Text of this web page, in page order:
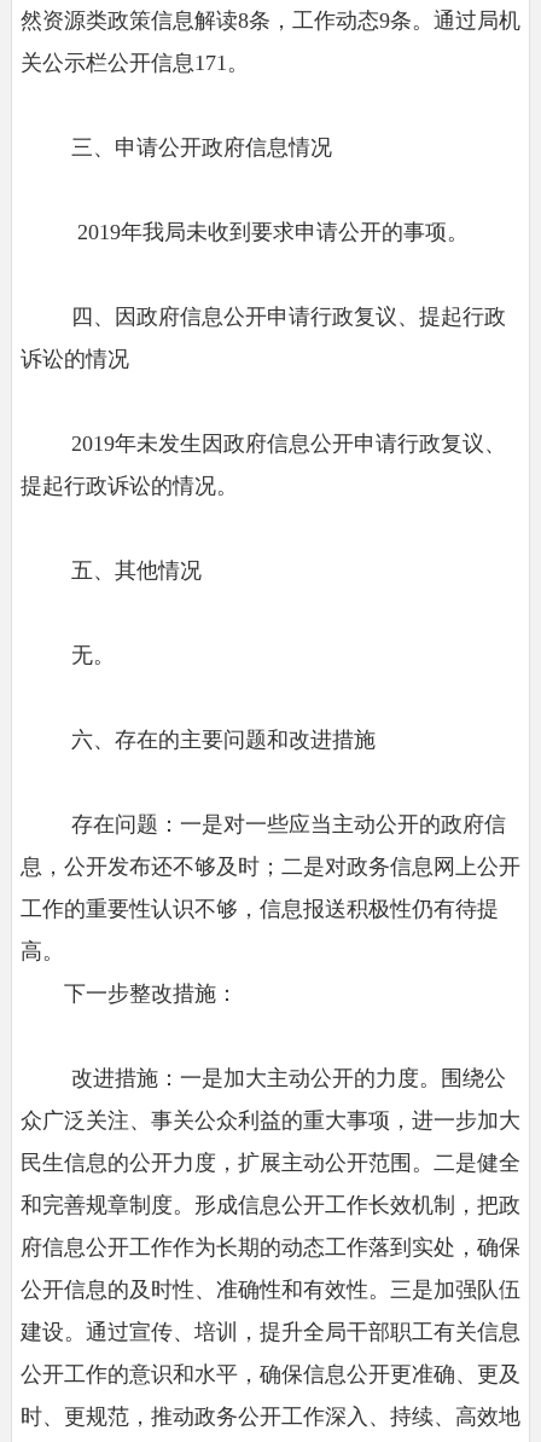
然资源类政策信息解读8条，工作动态9条。通过局机
关公示栏公开信息171。
三、申请公开政府信息情况
2019年我局未收到要求申请公开的事项。
四、因政府信息公开申请行政复议、提起行政
诉讼的情况
2019年未发生因政府信息公开申请行政复议、
提起行政诉讼的情况。
五、其他情况
无。
六、存在的主要问题和改进措施
存在问题：一是对一些应当主动公开的政府信
息，公开发布还不够及时；二是对政务信息网上公开
工作的重要性认识不够，信息报送积极性仍有待提
高。
下一步整改措施：
改进措施：一是加大主动公开的力度。围绕公
众广泛关注、事关公众利益的重大事项，进一步加大
民生信息的公开力度，扩展主动公开范围。二是健全
和完善规章制度。形成信息公开工作长效机制，把政
府信息公开工作作为长期的动态工作落到实处，确保
公开信息的及时性、准确性和有效性。三是加强队伍
建设。通过宣传、培训，提升全局干部职工有关信息
公开工作的意识和水平，确保信息公开更准确、更及
时、更规范，推动政务公开工作深入、持续、高效地